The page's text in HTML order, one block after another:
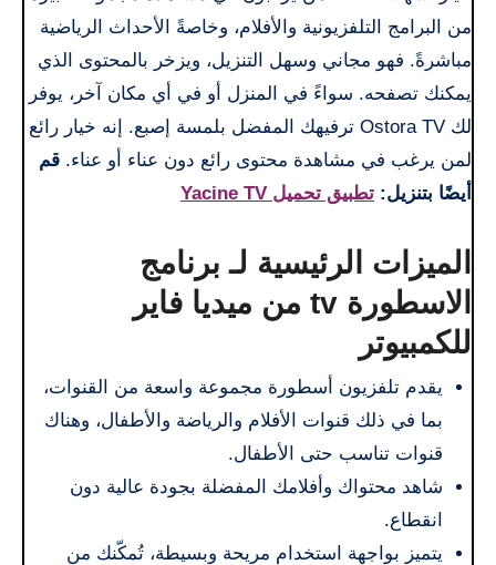
من البرامج التلفزيونية والأفلام، وخاصةً الأحداث الرياضية
مباشرةً. فهو مجاني وسهل التنزيل، ويزخر بالمحتوى الذي
يمكنك تصفحه. سواءً في المنزل أو في أي مكان آخر، يوفر
لك Ostora TV ترفيهك المفضل بلمسة إصبع. إنه خيار رائع
لمن يرغب في مشاهدة محتوى رائع دون عناء أو عناء. قم
أيضًا بتنزيل: تطبيق تحميل Yacine TV
الميزات الرئيسية لـ برنامج
الاسطورة tv من ميديا فاير
للكمبيوتر
يقدم تلفزيون أسطورة مجموعة واسعة من القنوات،
بما في ذلك قنوات الأفلام والرياضة والأطفال، وهناك
قنوات تناسب حتى الأطفال.
شاهد محتواك وأفلامك المفضلة بجودة عالية دون
انقطاع.
يتميز بواجهة استخدام مريحة وبسيطة، تُمكّنك من